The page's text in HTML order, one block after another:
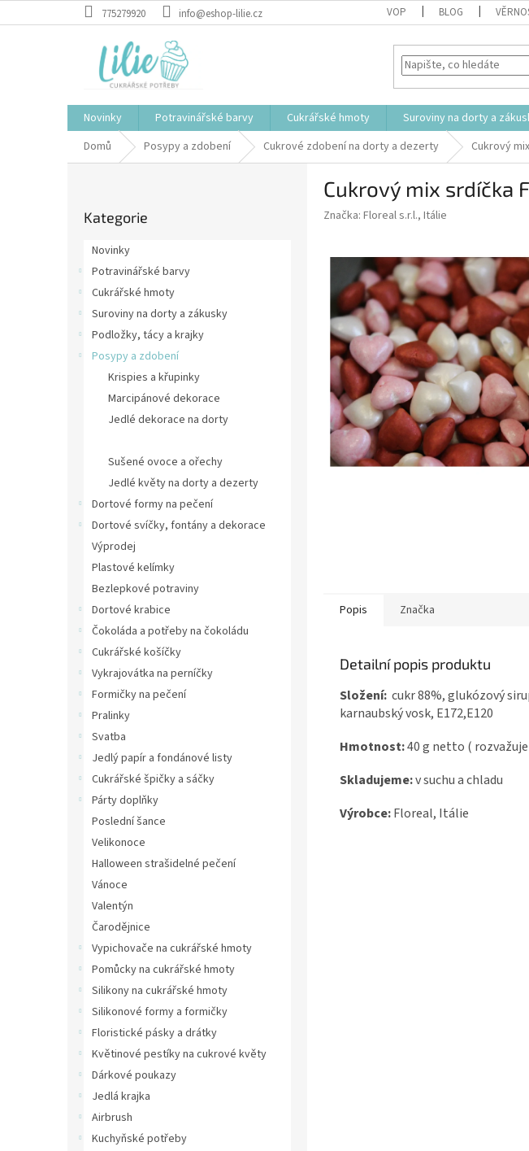
na
775279920 info@eshop-lilie.cz VOP BLOG
Novinky Potravinářské barvy Cukrářské hmoty Suroviny na dorty a
Domů
Posypy a zdobení Cukrové zdobení na dorty a dezerty Cukrový
kategorie
Kategorie
Novinky
Potravinářské barvy
Cukrářské hmoty
Suroviny na dorty a zákusky
Podložky, tácy a krajky
Posypy a zdobení
Krispies a křupinky
Marcipánové dekorace
Jedlé dekorace na dorty
Sušené ovoce a ořechy
Jedlé květy na dorty a dezerty
Dortové formy na pečení
Dortové svíčky, fontány a dekorace
Výprodej
Plastové kelímky
Bezlepkové potraviny
Dortové krabice
Čokoláda a potřeby na čokoládu
Cukrářské košíčky
Vykrajovátka na perníčky
Formičky na pečení
Pralinky
Svatba
Jedlý papír a fondánové listy
Cukrářské špičky a sáčky
Párty doplňky
Poslední šance
Velikonoce
Halloween strašidelné pečení
Vánoce
Valentýn
Čarodějnice
Vypichovače na cukrářské hmoty
Pomůcky na cukrářské hmoty
Silikony na cukrářské hmoty
Silikonové formy a formičky
Floristické pásky a drátky
Květinové pestíky na cukrové květy
Dárkové poukazy
Jedlá krajka
Airbrush
Kuchyňské potřeby
Cukrový mix srdíčka
Značka: Floreal s.r.l., Itálie
Popis Značka
Detailní popis produktu
Složení: cukr 88%, glukózový
karnaubský vosk, E172,E120
Hmotnost:40 g netto (
Skladujeme:v suchu a chladu
Výrobce:Floreal, Itálie